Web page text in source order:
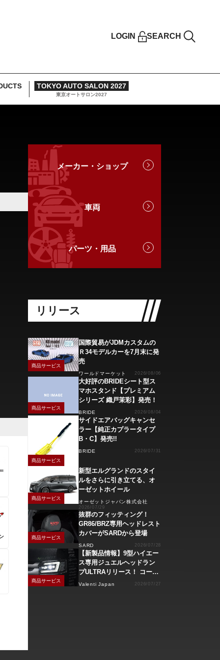
LOGIN SEARCH
TOKYO AUTO SALON 2027
東京オートサロン2027
メーカー・ショップ
車両
パーツ・用品
リリース
商品サービス
国際貿易がJDMカスタムの
Ｒ34モデルカーを7月末に発
売
ワールドマーケット 2026/08/06
商品サービス
大好評のBRIDEシート型ス
マホスタンド【プレミアム
シリーズ 織戸茉彩】発売！
BRIDE 2026/08/04
商品サービス
サイドエアバッグキャンセ
ラー【純正カプラータイプ
B・C】発売!!
BRIDE 2026/07/31
商品サービス
新型エルグランドのスタイ
ルをさらに引き立てる、オ
ーゼットホイール
オーゼットジャパン株式会社
2026/07/29
商品サービス
抜群のフィッティング！
GR86/BRZ専用ヘッドレスト
カバーがSARDから登場
SARD 2026/07/28
商品サービス
【新製品情報】9型ハイエー
ス専用ジュエルヘッドラン
プULTRAリリース！ コーナ
ーリングランプ、キーレス
Valenti Japan 2026/07/27